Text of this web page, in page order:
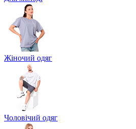
Жіночий одяг
Чоловічий одяг